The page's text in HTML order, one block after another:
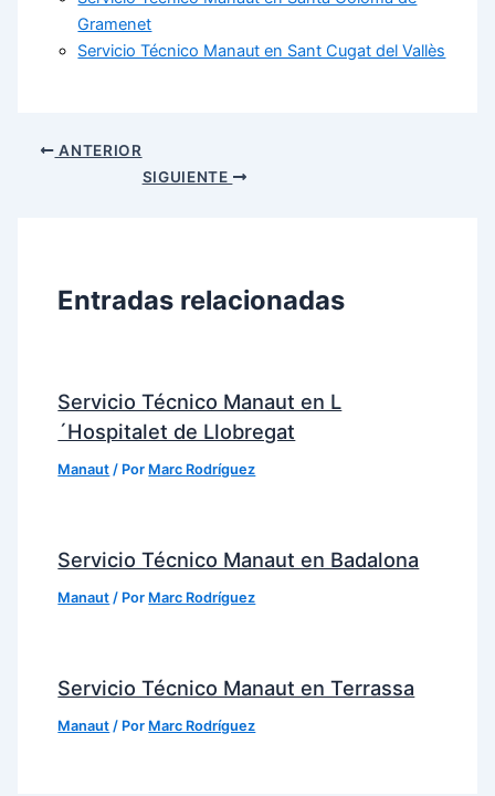
Gramenet
Servicio Técnico Manaut en Sant Cugat del Vallès
ANTERIOR
SIGUIENTE
Entradas relacionadas
Servicio Técnico Manaut en L
´Hospitalet de Llobregat
Manaut / Por Marc Rodríguez
Servicio Técnico Manaut en Badalona
Manaut / Por Marc Rodríguez
Servicio Técnico Manaut en Terrassa
Manaut / Por Marc Rodríguez